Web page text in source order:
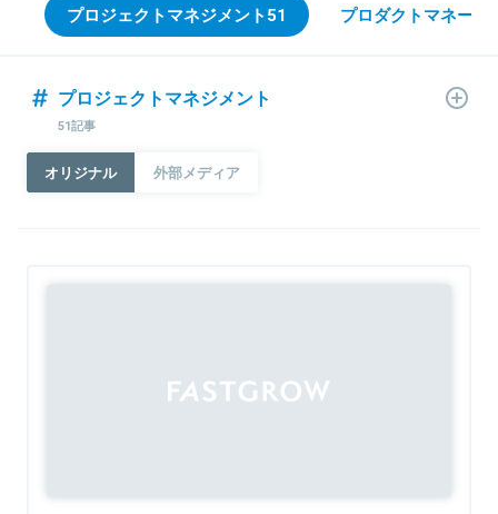
プロジェクトマネジメント51 プロダクトマネージ
プロジェクトマネジメント
51記事
オリジナル 外部メディア